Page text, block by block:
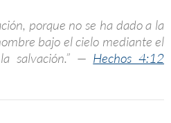
porque no se ha dado a la
bajo el cielo mediante el
salvación.” — Hechos 4:12